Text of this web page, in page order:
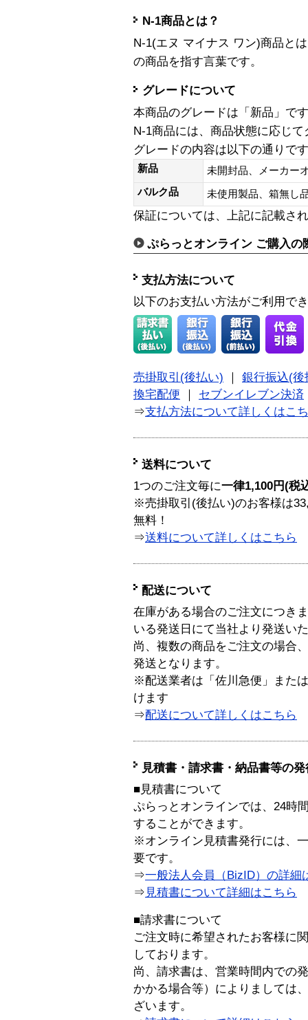
N-1商品とは？
N-1(エヌ マイナス ワン)商品と
の商品を指す言葉です。
グレードについて
本商品のグレードは「新品」です
N-1商品には、商品状態に応じ
グレードの内容は以下の通りで
新品
未開封品、メーカー
バルク品
未使用製品、箱無
保証については、上記に記載さ
ぷらっとオンライン ご購入の
支払方法について
以下のお支払い方法がご利用で
売掛取引(後払い)
銀行振込(後
換宅配便
セブンイレブン決済
⇒支払方法について詳しくはこ
送料について
1つのご注文毎に一律1,100円(税
※売掛取引(後払い)のお客様は
無料！
⇒送料について詳しくはこちら
配送について
在庫がある場合のご注文につき
いる発送日にて当社より発送い
尚、複数の商品をご注文の場合
発送となります。
※配送業者は「佐川急便」また
けます
⇒配送について詳しくはこちら
見積書・請求書・納品書等の
■見積書について
ぷらっとオンラインでは、24時
することができます。
※オンライン見積書発行には、
要です。
⇒一般法人会員（BizID）の詳細
⇒ 見積書について詳細はこちら
■請求書について
ご注文時に希望されたお客様に
しております。
尚、請求書は、営業時間内での
かかる場合等）によりましては
ざいます。